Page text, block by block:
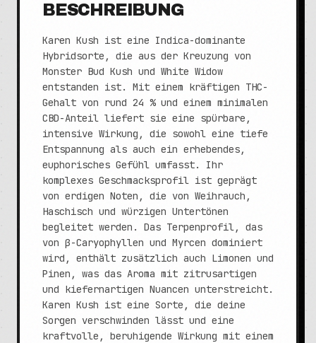
BESCHREIBUNG
Karen Kush ist eine Indica-dominante
Hybridsorte, die aus der Kreuzung von
Monster Bud Kush und White Widow
entstanden ist. Mit einem kräftigen THC-
Gehalt von rund 24 % und einem minimalen
CBD-Anteil liefert sie eine spürbare,
intensive Wirkung, die sowohl eine tiefe
Entspannung als auch ein erhebendes,
euphorisches Gefühl umfasst. Ihr
komplexes Geschmacksprofil ist geprägt
von erdigen Noten, die von Weihrauch,
Haschisch und würzigen Untertönen
begleitet werden. Das Terpenprofil, das
von β-Caryophyllen und Myrcen dominiert
wird, enthält zusätzlich auch Limonen und
Pinen, was das Aroma mit zitrusartigen
und kiefernartigen Nuancen unterstreicht.
Karen Kush ist eine Sorte, die deine
Sorgen verschwinden lässt und eine
kraftvolle, beruhigende Wirkung mit einem